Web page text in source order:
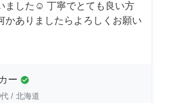
ました☺️ 丁寧でとても良い方
かありましたらよろしくお願い
ー check_circle
/ 北海道